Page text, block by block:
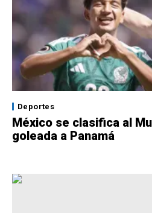
Deportes
México se clasifica al
goleada a Panamá